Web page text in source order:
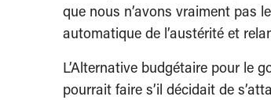
que nous n’avons vraiment pas
automatique de l’austérité et
L’Alternative budgétaire pour le
pourrait faire s’il décidait de